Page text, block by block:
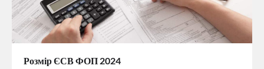
Розмір ЄСВ ФОП 2024